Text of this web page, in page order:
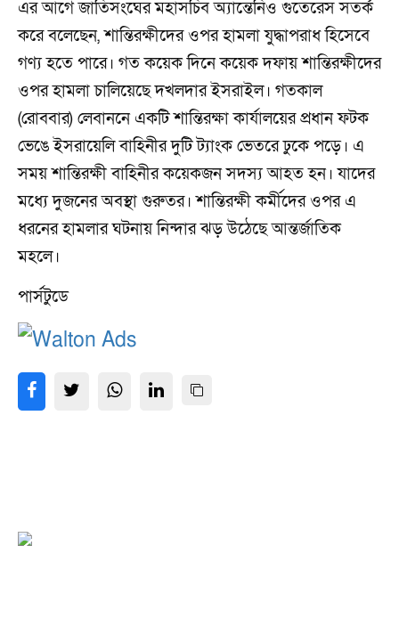
এর আগে জাতিসংঘের মহাসচিব অ্যান্তেনিও গুতেরেস সতর্ক
করে বলেছেন, শান্তিরক্ষীদের ওপর হামলা যুদ্ধাপরাধ হিসেবে
গণ্য হতে পারে। গত কয়েক দিনে কয়েক দফায় শান্তিরক্ষীদের
ওপর হামলা চালিয়েছে দখলদার ইসরাইল। গতকাল
(রোববার) লেবাননে একটি শান্তিরক্ষা কার্যালয়ের প্রধান ফটক
ভেঙে ইসরায়েলি বাহিনীর দুটি ট্যাংক ভেতরে ঢুকে পড়ে। এ
সময় শান্তিরক্ষী বাহিনীর কয়েকজন সদস্য আহত হন। যাদের
মধ্যে দুজনের অবস্থা গুরুতর। শান্তিরক্ষী কর্মীদের ওপর এ
ধরনের হামলার ঘটনায় নিন্দার ঝড় উঠেছে আন্তর্জাতিক
মহলে।
পার্সটুডে